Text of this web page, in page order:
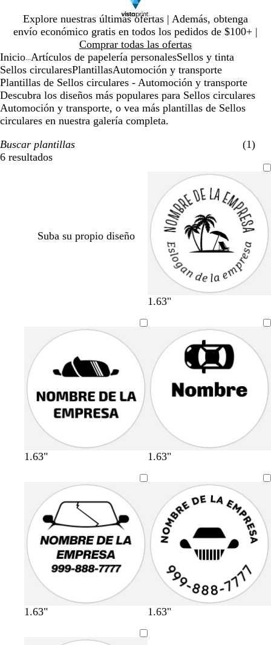
Explore nuestras últimas ofertas | Además, obtenga
envío económico gratis en todos los pedidos de $100+ |
Comprar todas las ofertas
Diapositiva
1
Inicio Artículos de papelería personalesSellos y tinta
Sellos circularesPlantillasAutomoción y transporte
Plantillas de Sellos circulares - Automoción y transporte
Descubra los diseños más populares para Sellos circulares
Automoción y transporte, o vea más plantillas de Sellos
circulares en nuestra galería completa.
Buscar plantillas
(1)
6 resultados
Filtros
Suba su propio diseño
1.63"
1.63" 1.63"
1.63" 1.63"